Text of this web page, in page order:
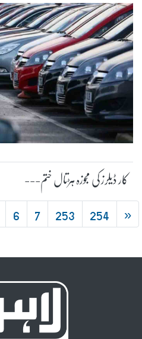
کار ڈیلرز کی مجوزہ ہڑتال ختم---
6 7 253 254 »